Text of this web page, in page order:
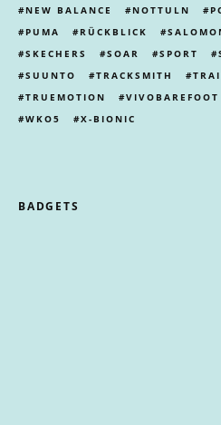
NEW BALANCE
NOTTULN
PUMA
RÜCKBLICK
SKECHERS
SOAR SPORT
SUUNTO
TRACKSMITH
TRUEMOTION
VIVOBAREFOOT
WKO5
X-BIONIC
BADGETS